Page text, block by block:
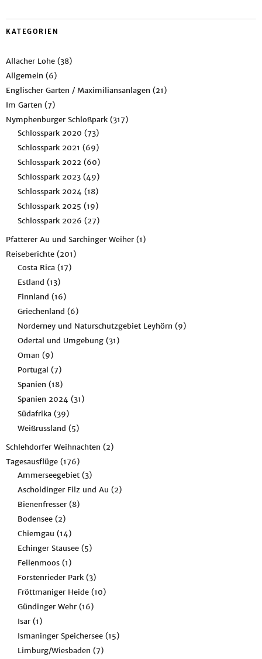
KATEGORIEN
Allacher Lohe (38)
Allgemein (6)
Englischer Garten / Maximiliansanlagen (21)
Im Garten (7)
Nymphenburger Schloßpark (317)
Schlosspark 2020 (73)
Schlosspark 2021 (69)
Schlosspark 2022 (60)
Schlosspark 2023 (49)
Schlosspark 2024 (18)
Schlosspark 2025 (19)
Schlosspark 2026 (27)
Pfatterer Au und Sarchinger Weiher (1)
Reiseberichte (201)
Costa Rica (17)
Estland (13)
Finnland (16)
Griechenland (6)
Norderney und Naturschutzgebiet Leyhörn (9)
Odertal und Umgebung (31)
Oman (9)
Portugal (7)
Spanien (18)
Spanien 2024 (31)
Südafrika (39)
Weißrussland (5)
Schlehdorfer Weihnachten (2)
Tagesausflüge (176)
Ammerseegebiet (3)
Ascholdinger Filz und Au (2)
Bienenfresser (8)
Bodensee (2)
Chiemgau (14)
Echinger Stausee (5)
Feilenmoos (1)
Forstenrieder Park (3)
Fröttmaniger Heide (10)
Gündinger Wehr (16)
Isar (1)
Ismaninger Speichersee (15)
Limburg/Wiesbaden (7)